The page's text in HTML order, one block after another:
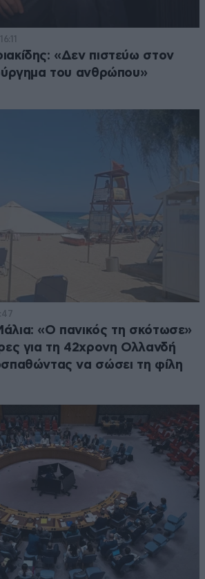
«Δεν πιστεύω στον
του ανθρώπου»
«Ο πανικός τη σκότωσε»
για τη 42χρονη Ολλανδή
να σώσει τη φίλη